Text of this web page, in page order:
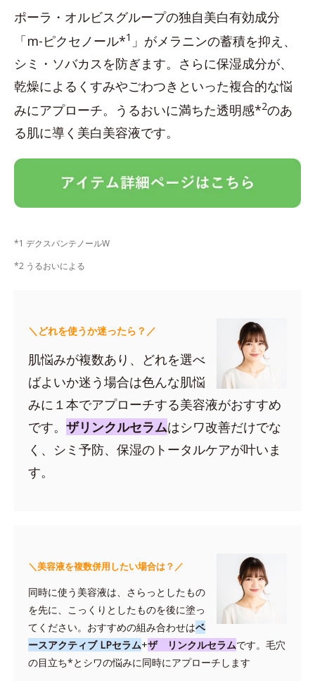
ポーラ・オルビスグループの独自美白有効成分
「m-ピクセノール*1 」がメラニンの蓄積を抑え、
シミ・ソバカスを防ぎます。さらに保湿成分が、
乾燥によるくすみやごわつきといった複合的な悩
みにアプローチ。うるおいに満ちた透明感*2のあ
る肌に導く美白美容液です。
*1 デクスパンテノールW
*2 うるおいによる
＼どれを使うか迷ったら？／
肌悩みが複数あり、どれを選べ
ばよいか迷う場合は色んな肌悩
みに１本でアプローチする美容液がおすすめ
です。 ザリンクルセラムはシワ改善だけでな
く、シミ予防、保湿のトータルケアが叶いま
す。
＼美容液を複数併用したい場合は？／
同時に使う美容液は、さらっとしたもの
を先に、こっくりとしたものを後に塗っ
てください。おすすめの組み合わせはベ
ースアクティブ LPセラム+ザ リンクルセラムです。毛穴
の目立ち*とシワの悩みに同時にアプローチします